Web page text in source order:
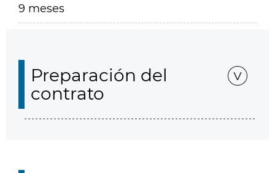
9 meses
Preparación del
contrato